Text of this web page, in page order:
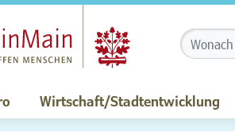
Wirtschaft/Stadtentwicklung